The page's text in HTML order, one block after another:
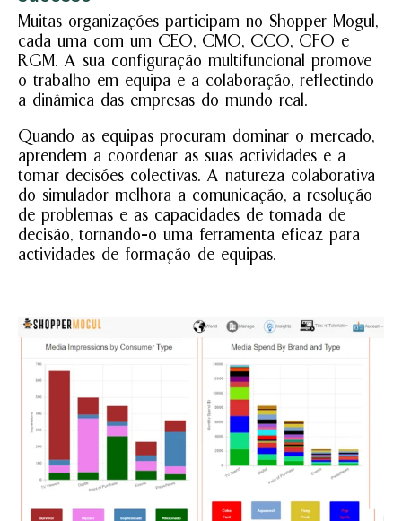
Muitas organizações participam no Shopper Mogul,
cada uma com um CEO, CMO, CCO, CFO e
RGM. A sua configuração multifuncional promove
o trabalho em equipa e a colaboração, reflectindo
a dinâmica das empresas do mundo real.
Quando as equipas procuram dominar o mercado,
aprendem a coordenar as suas actividades e a
tomar decisões colectivas. A natureza colaborativa
do simulador melhora a comunicação, a resolução
de problemas e as capacidades de tomada de
decisão, tornando-o uma ferramenta eficaz para
actividades de formação de equipas.